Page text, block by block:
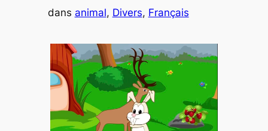
dans animal, Divers, Français